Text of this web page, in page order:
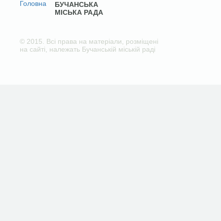
БУЧАНСЬКА
МІСЬКА РАДА
© 2015. Всі права на матеріали, розміщені
на сайті, належать Бучанській міській раді